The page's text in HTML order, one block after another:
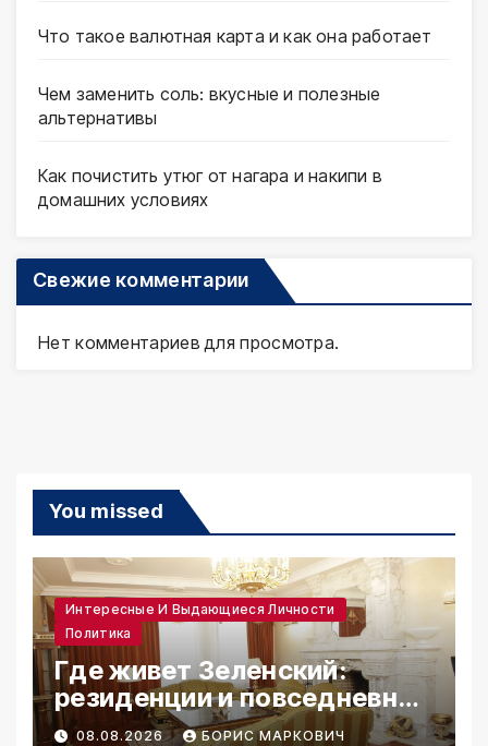
Что такое валютная карта и как она работает
Чем заменить соль: вкусные и полезные
альтернативы
Как почистить утюг от нагара и накипи в
домашних условиях
Свежие комментарии
Нет комментариев для просмотра.
You missed
Интересные И Выдающиеся Личности
Политика
Где живет Зеленский:
резиденции и повседневная
жизнь
08.08.2026 БОРИС МАРКОВИЧ